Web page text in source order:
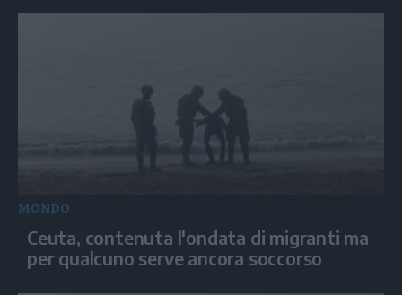
MONDO
Ceuta, contenuta l'ondata di migranti ma
per qualcuno serve ancora soccorso